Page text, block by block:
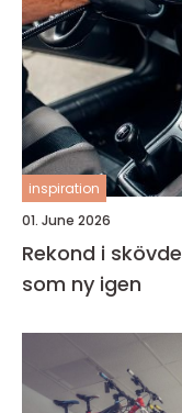
inspiration
01. June 2026
Rekond i skövde så får du bilen att kännas
som ny igen